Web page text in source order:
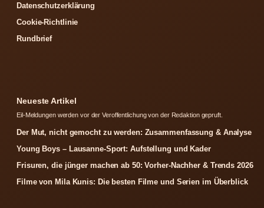
Datenschutzerklärung
Cookie-Richtlinie
Rundbrief
Neueste Artikel
Eil-Meldungen werden vor der Veroffentlichung von der Redaktion gepruft.
Der Mut, nicht gemocht zu werden: Zusammenfassung & Analyse
Young Boys – Lausanne-Sport: Aufstellung und Kader
Frisuren, die jünger machen ab 50: Vorher-Nachher & Trends 2026
Filme von Mila Kunis: Die besten Filme und Serien im Überblick